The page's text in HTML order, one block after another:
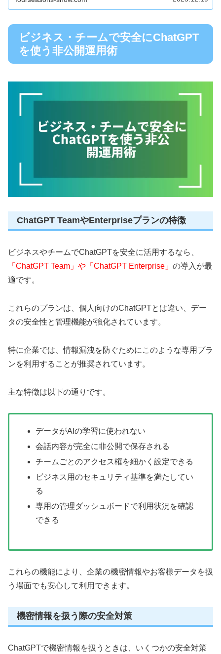
ビジネス・チームで安全にChatGPT
を使う非公開運用術
ChatGPT TeamやEnterpriseプランの特徴
ビジネスやチームでChatGPTを安全に活用するなら、
「ChatGPT Team」や「ChatGPT Enterprise」 の導入が最
適です。
これらのプランは、個人向けのChatGPTとは違い、デー
タの安全性と管理機能が強化されています。
特に企業では、情報漏洩を防ぐためにこのような専用プラ
ンを利用することが推奨されています。
主な特徴は以下の通りです。
データがAIの学習に使われない
会話内容が完全に非公開で保存される
チームごとのアクセス権を細かく設定できる
ビジネス用のセキュリティ基準を満たしてい
る
専用の管理ダッシュボードで利用状況を確認
できる
これらの機能により、企業の機密情報やお客様データを扱
う場面でも安心して利用できます。
機密情報を扱う際の安全対策
ChatGPTで機密情報を扱うときは、いくつかの安全対策